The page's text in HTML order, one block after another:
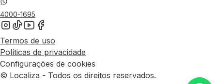
4000-1695
Termos de uso
Políticas de privacidade
Configurações de cookies
© Localiza - Todos os direitos reservados.